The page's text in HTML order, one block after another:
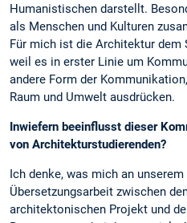
Humanistischen darstellt.
als Menschen und Kulturen
Für mich ist die Architektur dem
weil es in erster Linie um
andere Form der
Raum und Umwelt ausdrücken.
Inwiefern beeinflusst dieser
von Architekturstudierenden?
Ich denke, was mich an
Übersetzungsarbeit zwischen
architektonischen Projekt und